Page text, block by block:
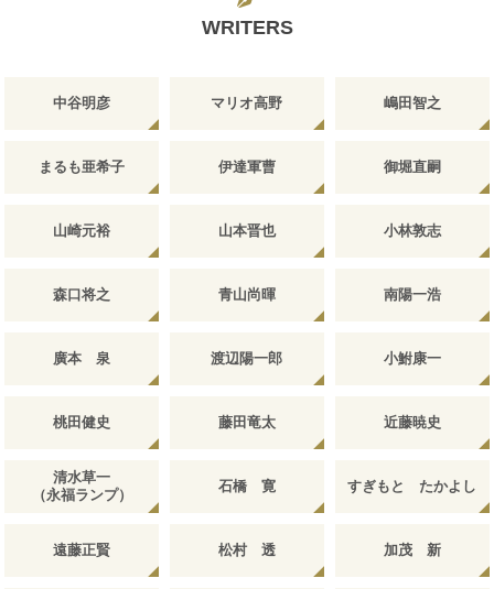
WRITERS
中谷明彦 マリオ高野 嶋田智之
まるも亜希子 伊達軍曹 御堀直嗣
山崎元裕 山本晋也 小林敦志
森口将之 青山尚暉 南陽一浩
廣本 泉 渡辺陽一郎 小鮒康一
桃田健史 藤田竜太 近藤暁史
清水草一
（永福ランプ）
石橋 寛 すぎもと たかよし
遠藤正賢 松村 透 加茂 新